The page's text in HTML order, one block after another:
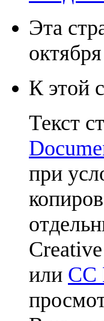
Эта
К этой
Текст
при
или CC